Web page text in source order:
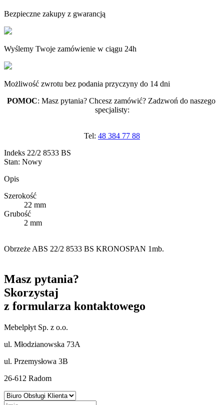
Bezpieczne zakupy z gwarancją
Wyślemy Twoje zamówienie w ciągu 24h
Możliwość zwrotu bez podania przyczyny do 14 dni
POMOC: Masz pytania? Chcesz zamówić? Zadzwoń do naszego
specjalisty:
Tel: 48 384 77 88
Indeks 22/2 8533 BS
Stan: Nowy
Opis
Szerokość
22 mm
Grubość
2 mm
Obrzeże ABS 22/2 8533 BS KRONOSPAN 1mb.
Masz pytania?
Skorzystaj
z formularza kontaktowego
Mebelpłyt Sp. z o.o.
ul. Młodzianowska 73A
ul. Przemysłowa 3B
26-612 Radom